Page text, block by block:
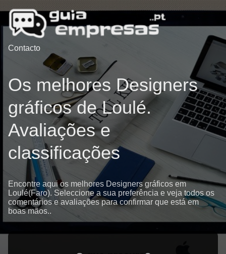
Contacto
Os melhores Designers
gráficos de Loulé.
Avaliações e
classificações
Encontre aqui os melhores Designers gráficos em
Loulé(Faro). Seleccione a sua preferência e veja todos os
comentários e avaliações para confirmar que está em
boas mãos..